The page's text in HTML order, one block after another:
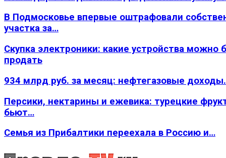
В Подмосковье впервые оштрафовали
участка за…
Скупка электроники: какие устройства можно
продать
934 млрд руб. за месяц: нефтегазовые
Персики, нектарины и ежевика: турецкие
бьют…
Семья из Прибалтики переехала в Россию и…